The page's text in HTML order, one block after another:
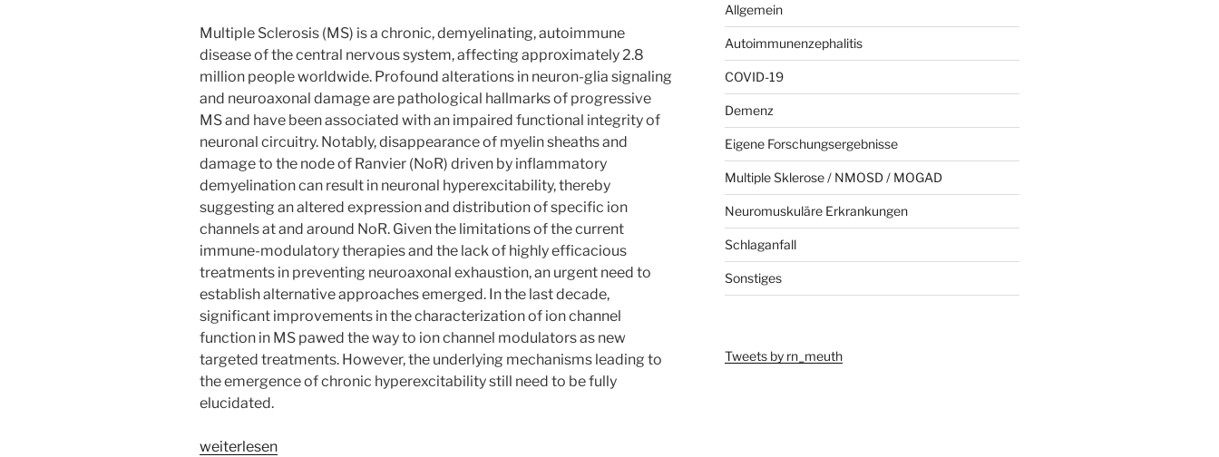
Multiple Sclerosis (MS) is a chronic, demyelinating, autoimmune
disease of the central nervous system, affecting approximately 2.8
million people worldwide. Profound alterations in neuron-glia signaling
and neuroaxonal damage are pathological hallmarks of progressive
MS and have been associated with an impaired functional integrity of
neuronal circuitry. Notably, disappearance of myelin sheaths and
damage to the node of Ranvier (NoR) driven by inflammatory
demyelination can result in neuronal hyperexcitability, thereby
suggesting an altered expression and distribution of specific ion
channels at and around NoR. Given the limitations of the current
immune-modulatory therapies and the lack of highly efficacious
treatments in preventing neuroaxonal exhaustion, an urgent need to
establish alternative approaches emerged. In the last decade,
significant improvements in the characterization of ion channel
function in MS pawed the way to ion channel modulators as new
targeted treatments. However, the underlying mechanisms leading to
the emergence of chronic hyperexcitability still need to be fully
elucidated.
„Neuron-
weiterlesen
Allgemein
Autoimmunenzephalitis
COVID-19
Demenz
Eigene Forschungsergebnisse
Multiple Sklerose / NMOSD / MOGAD
Neuromuskuläre Erkrankungen
Schlaganfall
Sonstiges
Tweets by rn_meuth